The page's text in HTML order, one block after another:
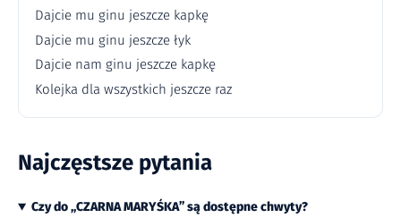
Dajcie mu ginu jeszcze kapkę
Dajcie mu ginu jeszcze łyk
Dajcie nam ginu jeszcze kapkę
Kolejka dla wszystkich jeszcze raz
Najczęstsze pytania
Czy do „CZARNA MARYŚKA” są dostępne chwyty?